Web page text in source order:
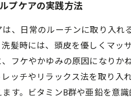
プケアの実践方法
、日常のルーチンに取り入
髪時には、頭皮を優しくマ
フケやかゆみの原因になり
ッチやリラックス法を取り入
す。ビタミンB群や亜鉛を意